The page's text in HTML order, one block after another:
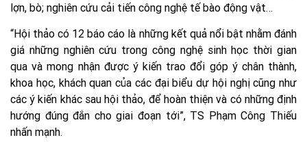
lợn, bò; nghiên cứu cải tiến công nghệ tế bào động vật…
“Hội thảo có 12 báo cáo là những kết quả nổi bật nhằm đánh
giá những nghiên cứu trong công nghệ sinh học thời gian
qua và mong nhận được ý kiến trao đổi góp ý chân thành,
khoa học, khách quan của các đại biểu dự hội nghị cũng như
các ý kiến khác sau hội thảo, để hoàn thiện và có những định
hướng đúng đắn cho giai đoạn tới”, TS Phạm Công Thiếu
nhấn mạnh.